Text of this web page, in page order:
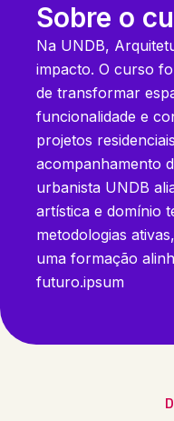
Sobre o
Na UNDB,
impacto. O curso
de transformar
funcionalidade e
projetos
acompanhamento
urbanista UNDB
artística e domínio
metodologias
uma formação
futuro.ipsum